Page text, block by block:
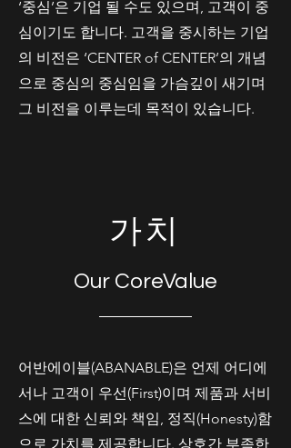
‘중심’은 기업 될 수도 있으며, 고객이 중
심이기도 합니다. 고객을 중시하는 기업
의 비전은 ‘CENTER of CENTER’의 개념
으로 중심의 중심임을 가슴깊이 새기며
그 비전을 이루는데 목적이 있습니다.
​가치
Our CoreValue
어반에이블(ABANABLE)은 언제 어디에
서나 고객이 우선(First)이며 제품과 서비
스에 대한 신뢰와 책임, 정직(Honesty)함
으로 가치를 제공합니다. 상호간 부족한